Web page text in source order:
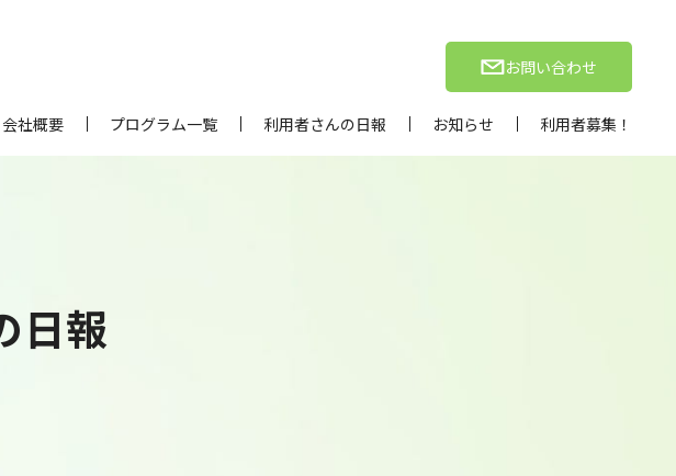
お問い合わせ
会社概要 プログラム一覧 利用者さんの日報 お知らせ 利用者募集！
日報